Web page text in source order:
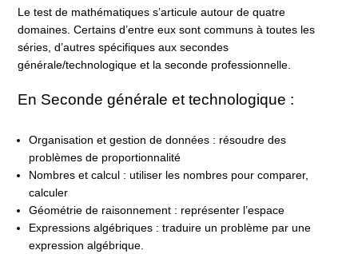
Le test de mathématiques s’articule autour de quatre
domaines. Certains d’entre eux sont communs à toutes les
séries, d’autres spécifiques aux secondes
générale/technologique et la seconde professionnelle.
En Seconde générale et technologique :
Organisation et gestion de données : résoudre des
problèmes de proportionnalité
Nombres et calcul : utiliser les nombres pour comparer,
calculer
Géométrie de raisonnement : représenter l’espace
Expressions algébriques : traduire un problème par une
expression algébrique.